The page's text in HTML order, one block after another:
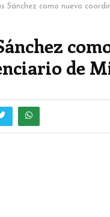
Sánchez como nuevo
de